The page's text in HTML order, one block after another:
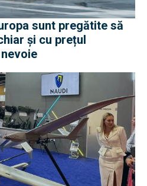
sunt pregătite să
și cu prețul